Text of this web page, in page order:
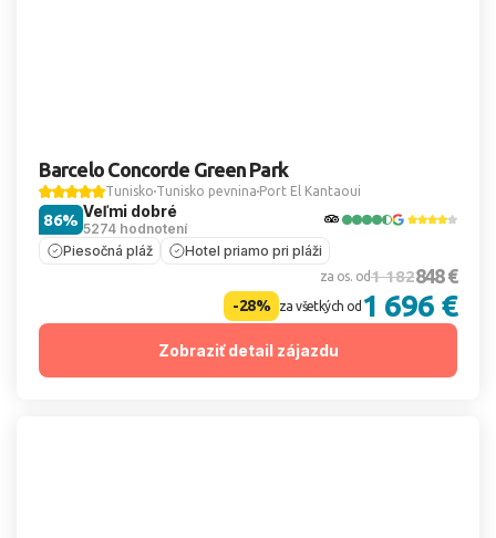
Barcelo Concorde Green Park
Tunisko Tunisko pevnina Port El Kantaoui
Veľmi dobré
5274 hodnotení
86%
Piesočná pláž Hotel priamo pri pláži
za os. od1 182848 €
-28% za všetkých od 1 696 €
Zobraziť detail zájazdu